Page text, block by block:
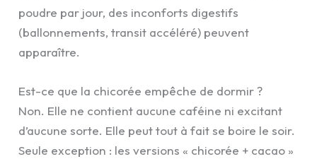
poudre par jour, des inconforts digestifs
(ballonnements, transit accéléré) peuvent
apparaître.
Est-ce que la chicorée empêche de dormir ?
Non. Elle ne contient aucune caféine ni excitant
d’aucune sorte. Elle peut tout à fait se boire le soir.
Seule exception : les versions « chicorée + cacao »